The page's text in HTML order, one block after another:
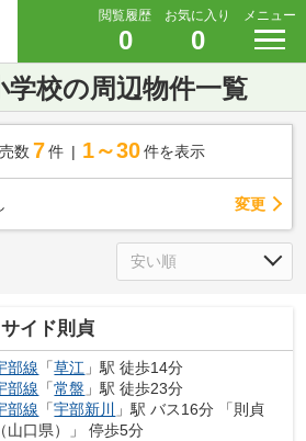
閲覧履歴
0
お気に入り
0
メニュー
学校の周辺物件一覧
数 7 件 1～30 件を表示
変更
サイド則貞
部線 「草江 」駅 徒歩14分
部線 「常盤 」駅 徒歩23分
部線 「宇部新川
」駅 バス16分 「則貞
（山口県）」 停歩5分